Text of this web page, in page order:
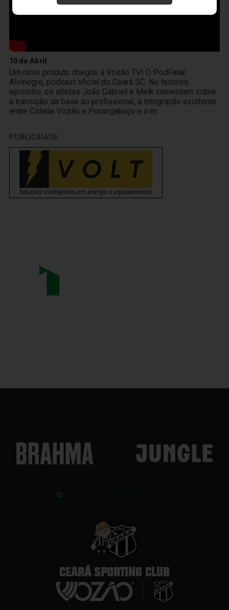
10 de Abril
Um novo produto chegou à Vozão TV! O PodFalar,
Alvinegro, podcast oficial do Ceará SC. No terceiro
episódio, os atletas João Gabriel e Melk comentam sobre
a transição da base ao profissional, a integração existente
entre Cidade Vozão e Porangabuçu e o m
PUBLICIDADE
CEARÁ SPORTING CLUB